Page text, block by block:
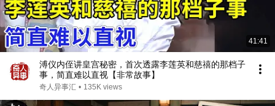
41:41
溥仪内侄讲皇宫秘密，首次透露李莲英和慈禧的那档子
事，简直难以直视【非常故事】
奇人异事汇 • 135K views